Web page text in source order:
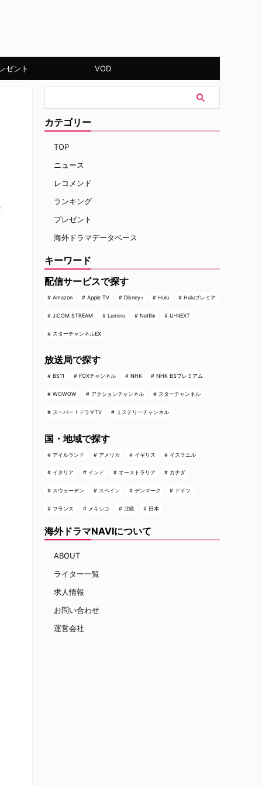
ゼント VOD
カテゴリー
TOP
ニュース
レコメンド
ランキング
プレゼント
海外ドラマデータベース
キーワード
配信サービスで探す
Amazon Apple TV Disney+ Hulu Huluプレミア
J:COM STREAM Lemino Netflix U-NEXT
スターチャンネルEX
放送局で探す
BS11 FOXチャンネル NHK NHK BSプレミアム
WOWOW アクションチャンネル スターチャンネル
スーパー！ドラマTV ミステリーチャンネル
国・地域で探す
アイルランド アメリカ イギリス イスラエル
イタリア インド オーストラリア カナダ
スウェーデン スペイン デンマーク ドイツ
フランス メキシコ 北欧 日本
海外ドラマNAVIについて
ABOUT
ライター一覧
求人情報
お問い合わせ
運営会社